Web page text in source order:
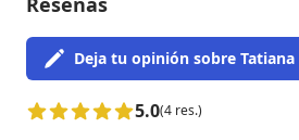
Deja tu opinión sobre Tatiana
5.0(4 res.)